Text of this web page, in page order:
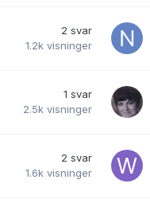
2 svar
1.2k visninger
1 svar
2.5k visninger
2 svar
1.6k visninger